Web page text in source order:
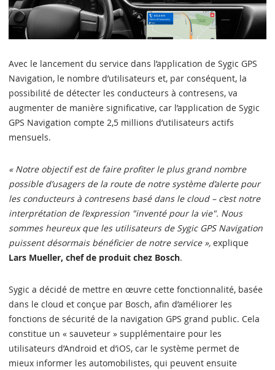
Avec le lancement du service dans l’application de Sygic GPS
Navigation, le nombre d’utilisateurs et, par conséquent, la
possibilité de détecter les conducteurs à contresens, va
augmenter de manière significative, car l’application de Sygic
GPS Navigation compte 2,5 millions d’utilisateurs actifs
mensuels.
« Notre objectif est de faire profiter le plus grand nombre
possible d’usagers de la route de notre système d’alerte pour
les conducteurs à contresens basé dans le cloud – c’est notre
interprétation de l’expression "inventé pour la vie". Nous
sommes heureux que les utilisateurs de Sygic GPS Navigation
puissent désormais bénéficier de notre service », explique
Lars Mueller, chef de produit chez Bosch.
Sygic a décidé de mettre en œuvre cette fonctionnalité, basée
dans le cloud et conçue par Bosch, afin d’améliorer les
fonctions de sécurité de la navigation GPS grand public. Cela
constitue un « sauveteur » supplémentaire pour les
utilisateurs d’Android et d’iOS, car le système permet de
mieux informer les automobilistes, qui peuvent ensuite